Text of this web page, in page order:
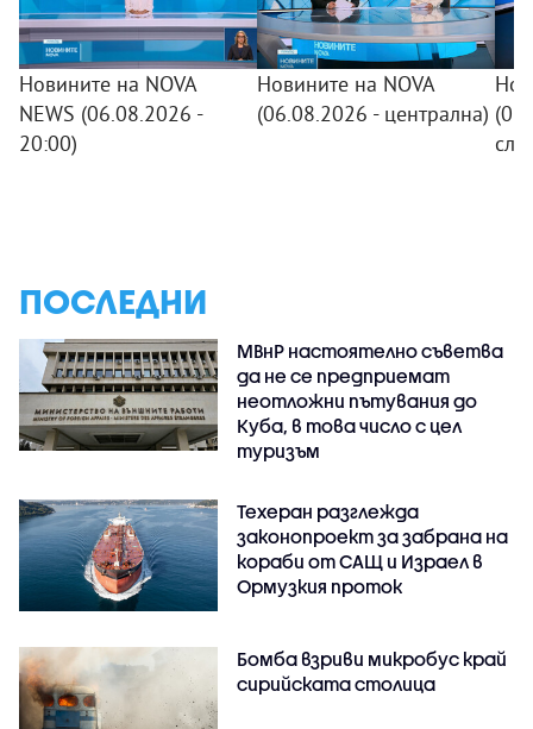
Новините на NOVA
NEWS (06.08.2026 -
20:00)
Новините на NOVA
(06.08.2026 - централна)
ПОСЛЕДНИ
МВнР настоятелно съветва
да не се предприемат
неотложни пътувания до
Куба, в това число с цел
туризъм
Техеран разглежда
законопроект за забрана на
кораби от САЩ и Израел в
Ормузкия проток
Бомба взриви микробус край
сирийската столица